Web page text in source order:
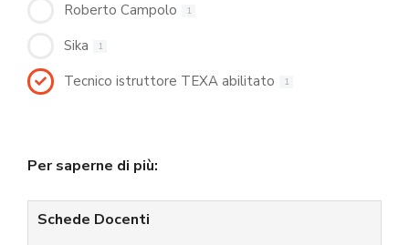
Roberto Campolo 1
Sika 1
Tecnico istruttore TEXA abilitato 1
Per saperne di più:
Schede Docenti